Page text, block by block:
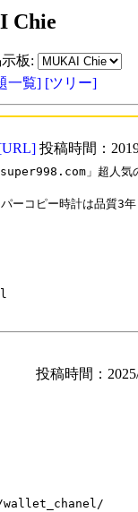
Chie
板:
一覧] [ツリー]
投稿時間：
」超人気
ーコピー時計は品質3年
投稿時間：
wallet_chanel/